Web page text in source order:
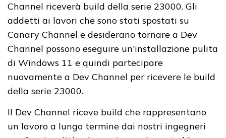
Channel riceverà build della serie 23000. Gli
addetti ai lavori che sono stati spostati su
Canary Channel e desiderano tornare a Dev
Channel possono eseguire un'installazione pulita
di Windows 11 e quindi partecipare
nuovamente a Dev Channel per ricevere le build
della serie 23000.
Il Dev Channel riceve build che rappresentano
un lavoro a lungo termine dai nostri ingegneri